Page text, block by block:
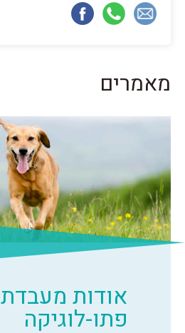
מאמרים
אודות מעבדת
פתו-לוגיקה